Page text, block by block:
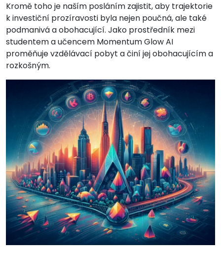
Kromě toho je naším posláním zajistit, aby trajektorie
k investiční prozíravosti byla nejen poučná, ale také
podmanivá a obohacující. Jako prostředník mezi
studentem a učencem Momentum Glow AI
proměňuje vzdělávací pobyt a činí jej obohacujícím a
rozkošným.